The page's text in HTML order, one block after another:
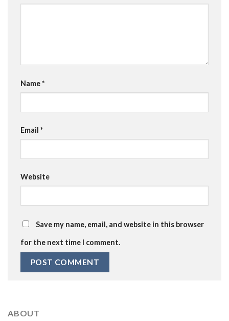
Name*
Email *
Website
Save my name, email, and website in this browser
for the next time I comment.
ABOUT